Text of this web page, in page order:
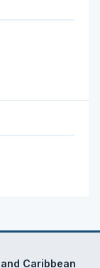
Caribbean